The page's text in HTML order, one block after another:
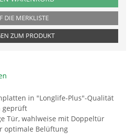
DIE MERKLISTE
ZUM PRODUKT
in "Longlife-Plus"-Qualität
geprüft
Tür, wahlweise mit Doppeltür
optimale Belüftung